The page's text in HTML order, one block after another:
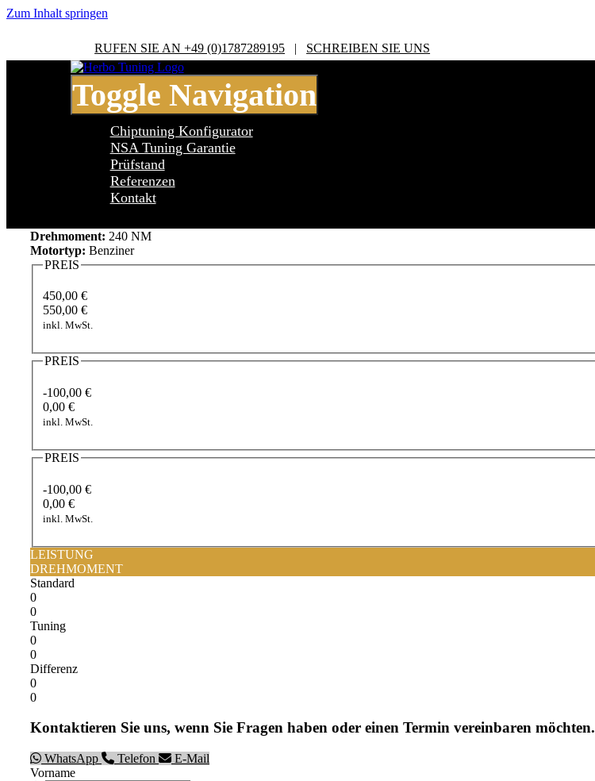
Zum Inhalt springen
RUFEN SIE AN +49 (0)1787289195 | SCHREIBEN SIE UNS
Toggle Navigation
Chiptuning Konfigurator
NSA Tuning Garantie
Prüfstand
Referenzen
Kontakt
Citroen C5 MK2 1.6 THP
Drehmoment: 240 NM
Motortyp: Benziner
PREIS
450,00 €
550,00 €
inkl. MwSt.
PREIS
-100,00 €
0,00 €
inkl. MwSt.
PREIS
-100,00 €
0,00 €
inkl. MwSt.
LEISTUNG
DREHMOMENT
Standard
0
0
Tuning
0
0
Differenz
0
0
Kontaktieren Sie uns, wenn Sie Fragen haben oder einen Termin vereinbaren möchten.
WhatsApp Telefon
E-Mail
Vorname